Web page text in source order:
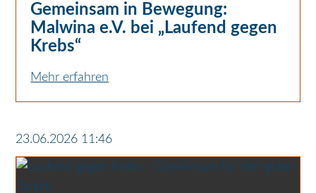
Gemeinsam in Bewegung:
Malwina e.V. bei „Laufend gegen
Krebs“
Mehr erfahren
23.06.2026 11:46